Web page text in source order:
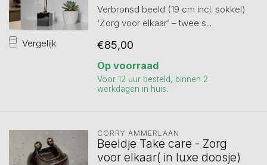
Vergelijk
Verbronsd beeld (19 cm incl. sokkel)
‘Zorg voor elkaar’ – twee s...
€85,00
Op voorraad
Voor 12 uur besteld, binnen 2
werkdagen in huis.
CORRY AMMERLAAN
Beeldje Take care - Zorg
voor elkaar( in luxe doosje)